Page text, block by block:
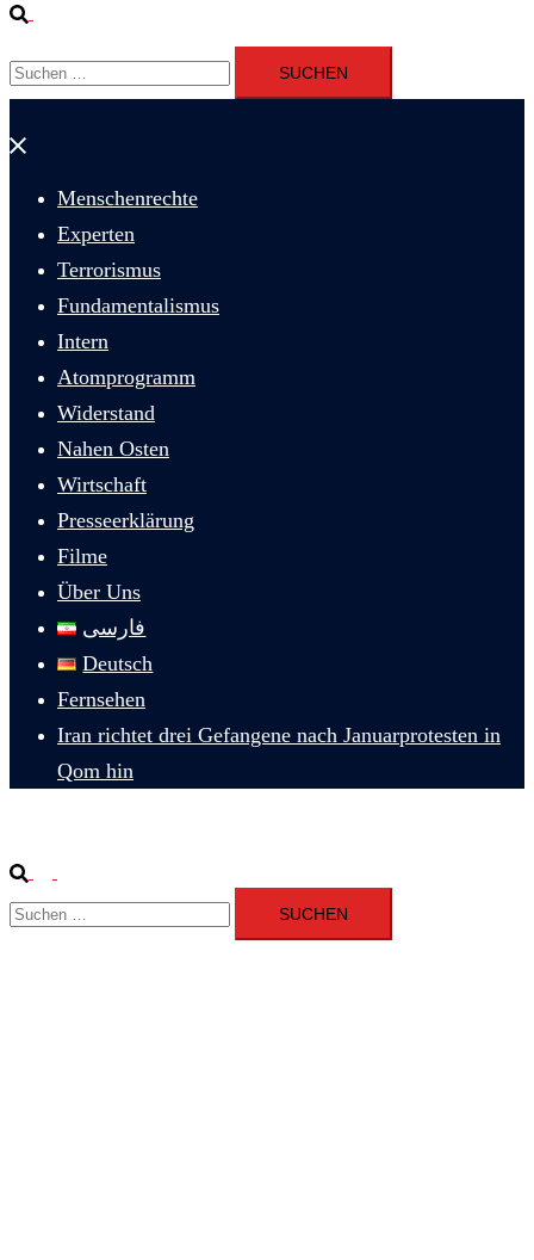
Suche
Suchen
nach:
Menü
Menschenrechte
Experten
Terrorismus
Fundamentalismus
Intern
Atomprogramm
Widerstand
Nahen Osten
Wirtschaft
Presseerklärung
Filme
Über Uns
فارسی
Deutsch
Fernsehen
Iran richtet drei Gefangene nach Januarprotesten in
Qom hin
Suche
umschalten
Suchen
nach: